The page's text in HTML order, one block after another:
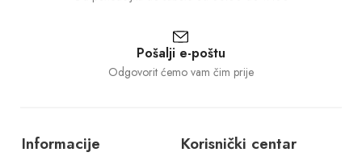
Pošalji e-poštu
Odgovorit ćemo vam čim prije
Informacije Korisnički centar